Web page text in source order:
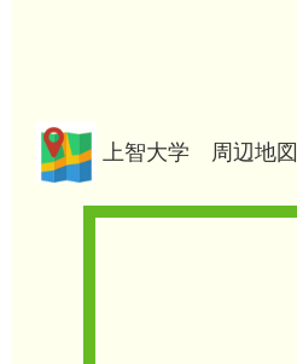
上智大学 周辺地図